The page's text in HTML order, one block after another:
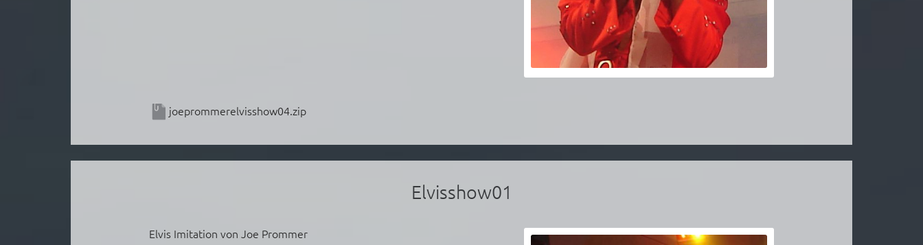
joeprommerelvisshow04.zip
Elvisshow01
Elvis Imitation von Joe Prommer